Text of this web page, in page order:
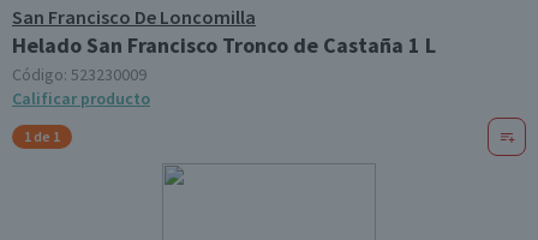
San Francisco De Loncomilla
Helado San Francisco Tronco de Castaña 1 L
Código: 523230009
Calificar producto
1 de 1